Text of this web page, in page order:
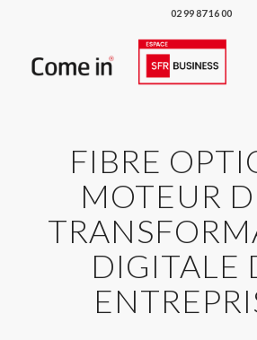
02 99 87 16 00
FIBRE
MOTEUR
DIGITALE